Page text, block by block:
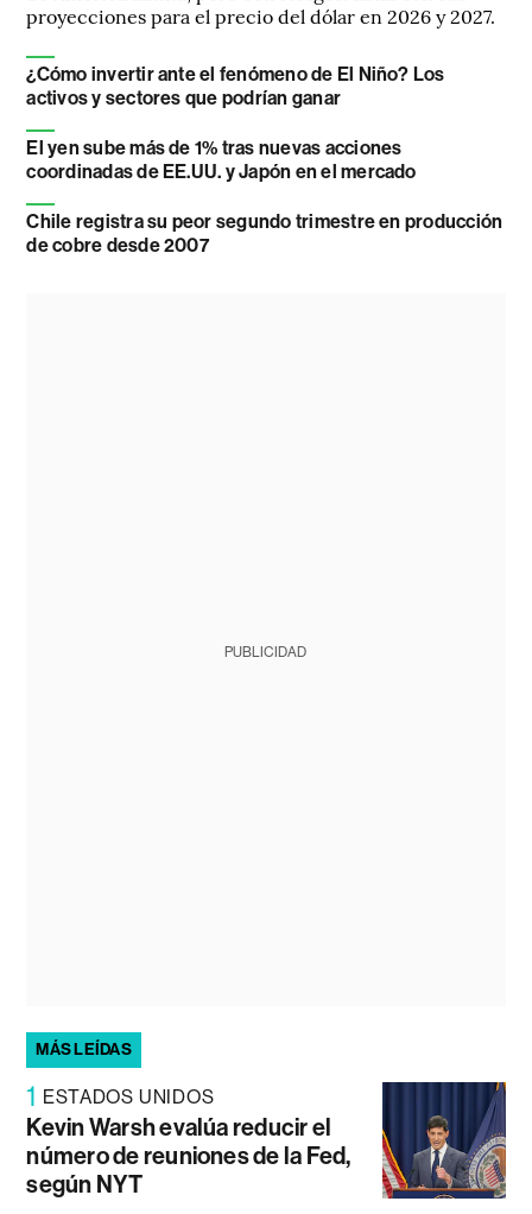
proyecciones para el precio del dólar en 2026 y 2027.
¿Cómo invertir ante el fenómeno de El Niño? Los
activos y sectores que podrían ganar
El yen sube más de 1% tras nuevas acciones
coordinadas de EE.UU. y Japón en el mercado
Chile registra su peor segundo trimestre en producción
de cobre desde 2007
PUBLICIDAD
MÁS LEÍDAS
1 ESTADOS UNIDOS
Kevin Warsh evalúa reducir el
número de reuniones de la Fed,
según NYT